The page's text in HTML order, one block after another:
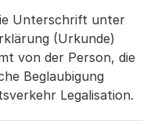
Unterschrift unter
(Urkunde)
von der Person, die
Beglaubigung
Legalisation.